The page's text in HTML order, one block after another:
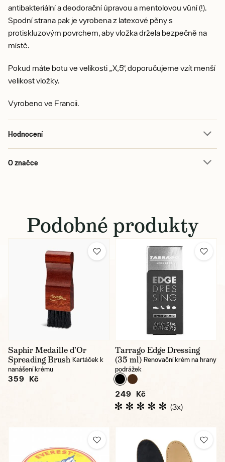
antibakteriální a deodorační úpravou a mentolovou vůní (!).
Spodní strana pak je vyrobena z latexové pěny s
protiskluzovým povrchem, aby vložka držela bezpečně na
místě.
Pokud máte botu ve velikosti „X,5“, doporučujeme vzít menší
velikost vložky.
Vyrobeno ve Francii.
Hodnocení
O značce
Podobné produkty
Saphir Medaille d'Or
Spreading Brush Kartáček k
nanášení krému
359 Kč
Tarrago Edge Dressing
(35 ml) Renovační krém na hrany
podrážek
249 Kč
(3x)